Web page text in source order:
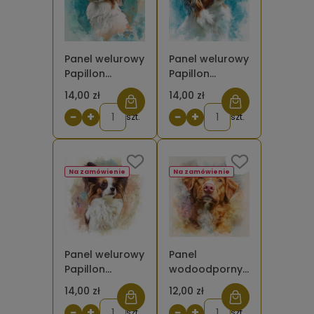
Panel welurowy
Papillon
brązowy 3
malowany [6-
8]
14,00 zł
− + szt.
Panel welurowy
Papillon
brązowy 2
malowany [6-
8]
14,00 zł
− + szt.
Panel welurowy
Papillon
brązowy 1
malowany [6-
14,00 zł
Na zamówienie
Panel
wodoodporny
Toller Retriever
2 malowany
12,00 zł
Na zamówienie